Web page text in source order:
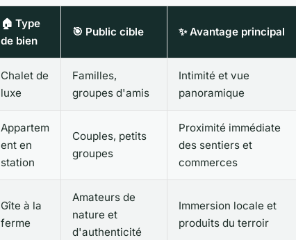
🏠 Type
de bien
🎯 Public cible ✨ Avantage principal
Chalet de
luxe
Familles,
groupes d'amis
Intimité et vue
panoramique
Appartem
ent en
station
Couples, petits
groupes
Proximité immédiate
des sentiers et
commerces
Gîte à la
ferme
Amateurs de
nature et
d'authenticité
Immersion locale et
produits du terroir